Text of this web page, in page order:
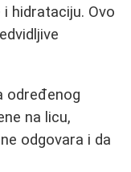
hidrataciju. Ovo
određenog
na licu,
odgovara i da